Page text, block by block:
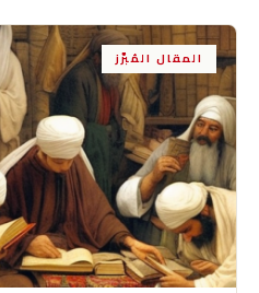
المقال المُبرَّز